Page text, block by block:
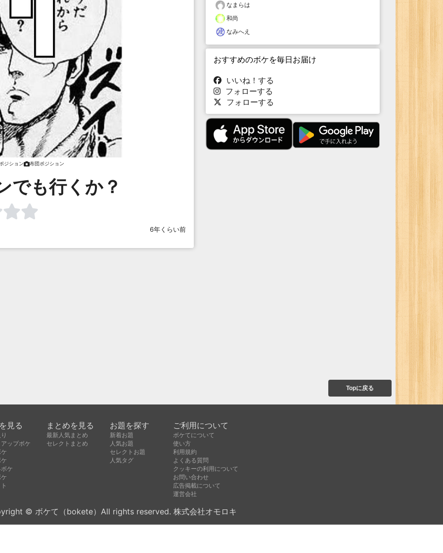
ジション 布団ポジション
でも行くか？
6年くらい前
なまらは
和尚
なみへえ
おすすめのボケを毎日お届け
いいね！する
フォローする
フォローする
Topに戻る
見る
ップボケ
ケ
まとめを見る
最新人気まとめ
セレクトまとめ
お題を探す
新着お題
人気お題
セレクトお題
人気タグ
ご利用について
ボケてについて
使い方
利用規約
よくある質問
クッキーの利用について
お問い合わせ
広告掲載について
運営会社
© ボケて（bokete）All rights reserved. 株式会社オモロキ